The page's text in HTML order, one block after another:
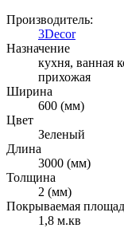
Производитель:
3Decor
Назначение
кухня, ванная
прихожая
Ширина
600 (мм)
Цвет
Зеленый
Длина
3000 (мм)
Толщина
2 (мм)
Покрываемая
1,8 м.кв